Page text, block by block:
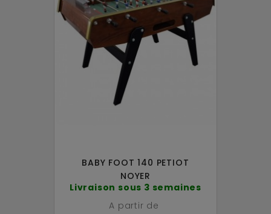
BABY FOOT 140 PETIOT
NOYER
Livraison sous 3 semaines
A partir de